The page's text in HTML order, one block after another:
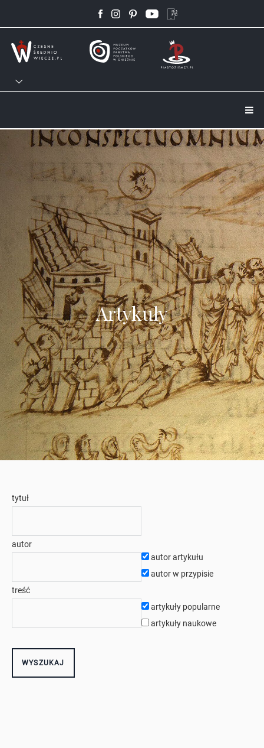
Artykuły
tytuł
autor
autor artykułu
autor w przypisie
treść
artykuły popularne
artykuły naukowe